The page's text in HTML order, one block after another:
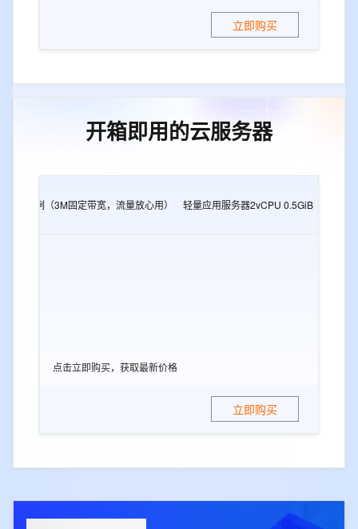
立即购买
开箱即用的云服务器
e实例（3M固定带宽，流量放心用） 轻量应用服务器2vCPU 0.5GiB
点击立即购买，获取最新价格
立即购买